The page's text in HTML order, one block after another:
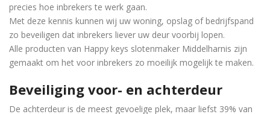
precies hoe inbrekers te werk gaan.
Met deze kennis kunnen wij uw woning, opslag of bedrijfspand
zo beveiligen dat inbrekers liever uw deur voorbij lopen.
Alle producten van Happy keys slotenmaker Middelharnis zijn
gemaakt om het voor inbrekers zo moeilijk mogelijk te maken.
Beveiliging voor- en achterdeur
De achterdeur is de meest gevoelige plek, maar liefst 39% van